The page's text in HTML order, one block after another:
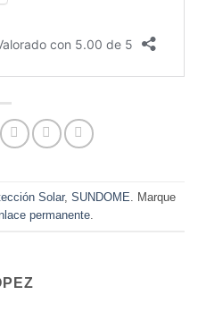
Solar, SUNDOME . Marque
permanente.